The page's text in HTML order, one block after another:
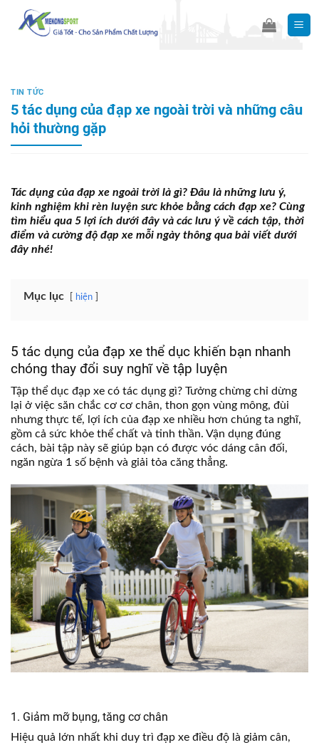
content
TIN TỨC
5 tác dụng của đạp xe ngoài trời và những câu
hỏi thường gặp
Tác dụng của đạp xe ngoài trời là gì? Đâu là những lưu ý,
kinh nghiệm khi rèn luyện sưc khỏe bằng cách đạp xe? Cùng
tìm hiểu qua 5 lợi ích dưới đây và các lưu ý về cách tập, thời
điểm và cường độ đạp xe mỗi ngày thông qua bài viết dưới
đây nhé!
Mục lục hiện
5 tác dụng của đạp xe thể dục khiến bạn nhanh
chóng thay đổi suy nghĩ về tập luyện
Tập thể dục đạp xe có tác dụng gì? Tưởng chừng chỉ dừng
lại ở việc săn chắc cơ cơ chân, thon gọn vùng mông, đùi
nhưng thực tế, lợi ích của đạp xe nhiều hơn chúng ta nghĩ,
gồm cả sức khỏe thể chất và tinh thần. Vận dụng đúng
cách, bài tập này sẽ giúp bạn có được vóc dáng cân đối,
ngăn ngừa 1 số bệnh và giải tỏa căng thẳng.
1. Giảm mỡ bụng, tăng cơ chân
Hiệu quả lớn nhất khi duy trì đạp xe điều độ là giảm cân,